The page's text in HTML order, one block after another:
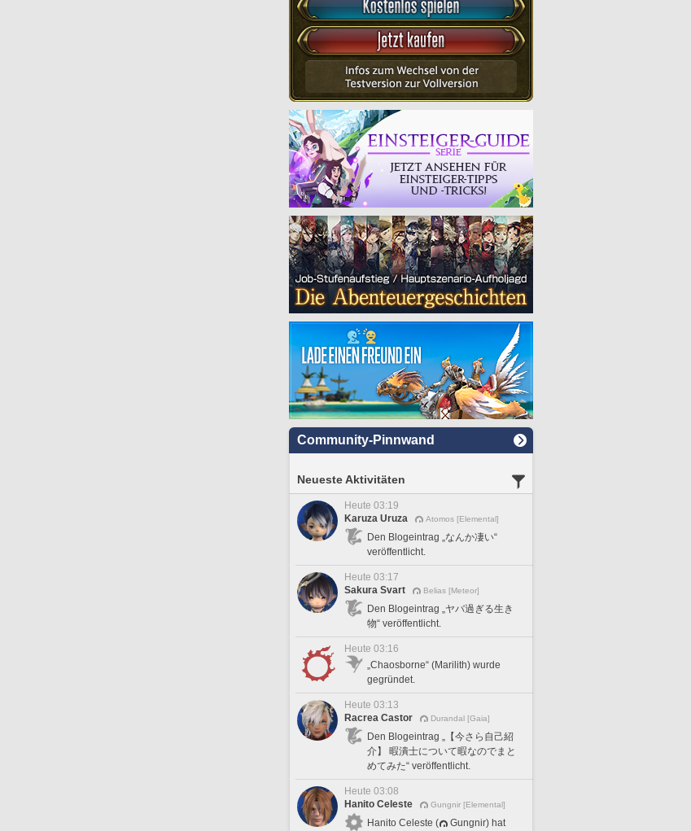
Community-Pinnwand
Neueste Aktivitäten
Heute 03:19
Karuza Uruza
Atomos [Elemental]
Den Blogeintrag „なんか凄い“
veröffentlicht.
Heute 03:17
Sakura Svart
Belias [Meteor]
Den Blogeintrag „ヤバ過ぎる生き
物“ veröffentlicht.
Heute 03:16
„Chaosborne“ (Marilith) wurde
gegründet.
Heute 03:13
Racrea Castor
Durandal [Gaia]
Den Blogeintrag „【今さら自己紹
介】 暇潰士について暇なのでまと
めてみた“ veröffentlicht.
Heute 03:08
Hanito Celeste
Gungnir [Elemental]
Hanito Celeste (
Gungnir) hat